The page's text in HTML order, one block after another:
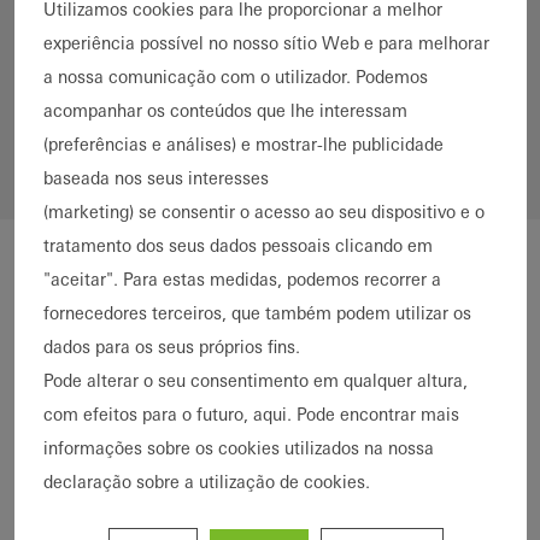
AlumínioAço
Utilizamos cookies para lhe proporcionar a melhor
experiência possível no nosso sítio Web e para melhorar
a nossa comunicação com o utilizador. Podemos
acompanhar os conteúdos que lhe interessam
(preferências e análises) e mostrar-lhe publicidade
baseada nos seus interesses
(marketing) se consentir o acesso ao seu dispositivo e o
tratamento dos seus dados pessoais clicando em
"aceitar". Para estas medidas, podemos recorrer a
fornecedores terceiros, que também podem utilizar os
dados para os seus próprios fins.
Pode alterar o seu consentimento em qualquer altura,
com efeitos para o futuro, aqui. Pode encontrar mais
informações sobre os cookies utilizados na nossa
declaração sobre a utilização de cookies.